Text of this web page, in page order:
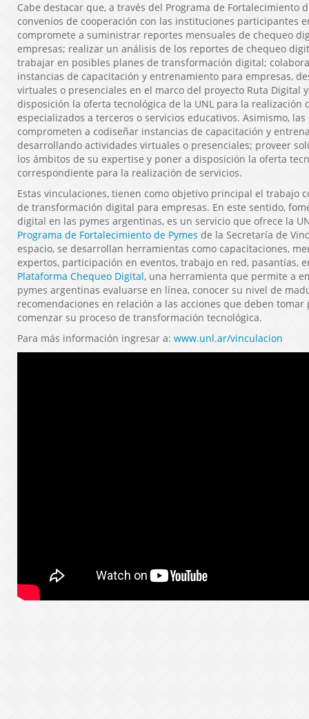
Cabe destacar que, a través del Programa de Fortalecimiento
convenios de cooperación con las instituciones participantes
compromete a suministrar reportes mensuales de chequeo
empresas; realizar un análisis de los reportes de chequeo
trabajar en posibles planes de transformación digital;
instancias de capacitación y entrenamiento para empresas,
virtuales o presenciales en el marco del proyecto Ruta Digital
disposición la oferta tecnológica de la UNL para la realización
especializados a terceros o servicios educativos. Asimismo,
comprometen a codiseñar instancias de capacitación y
desarrollando actividades virtuales o presenciales; proveer
los ámbitos de su expertise y poner a disposición la oferta
correspondiente para la realización de servicios.
Estas vinculaciones, tienen como objetivo principal el trabajo
de transformación digital para empresas. En este sentido,
digital en las pymes argentinas, es un servicio que ofrece la
Programa de Fortalecimiento de Pymes de la Secretaría de
espacio, se desarrollan herramientas como capacitaciones,
expertos, participación en eventos, trabajo en red, pasantías,
Plataforma Chequeo Digital, una herramienta que permite a
pymes argentinas evaluarse en línea, conocer su nivel de
recomendaciones en relación a las acciones que deben tomar
comenzar su proceso de transformación tecnológica.
Para más información ingresar a: www.unl.ar/vinculacion